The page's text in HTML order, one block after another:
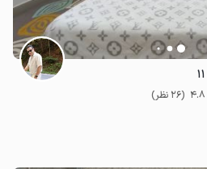
4.8 (26 نظر)